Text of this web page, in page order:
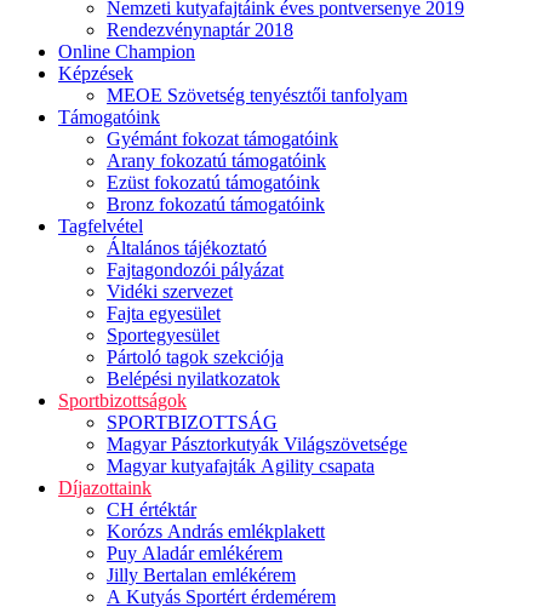
Nemzeti kutyafajtáink éves pontversenye 2019
Rendezvénynaptár 2018
Online Champion
Képzések
MEOE Szövetség tenyésztői tanfolyam
Támogatóink
Gyémánt fokozat támogatóink
Arany fokozatú támogatóink
Ezüst fokozatú támogatóink
Bronz fokozatú támogatóink
Tagfelvétel
Általános tájékoztató
Fajtagondozói pályázat
Vidéki szervezet
Fajta egyesület
Sportegyesület
Pártoló tagok szekciója
Belépési nyilatkozatok
Sportbizottságok
SPORTBIZOTTSÁG
Magyar Pásztorkutyák Világszövetsége
Magyar kutyafajták Agility csapata
Díjazottaink
CH értéktár
Korózs András emlékplakett
Puy Aladár emlékérem
Jilly Bertalan emlékérem
A Kutyás Sportért érdemérem